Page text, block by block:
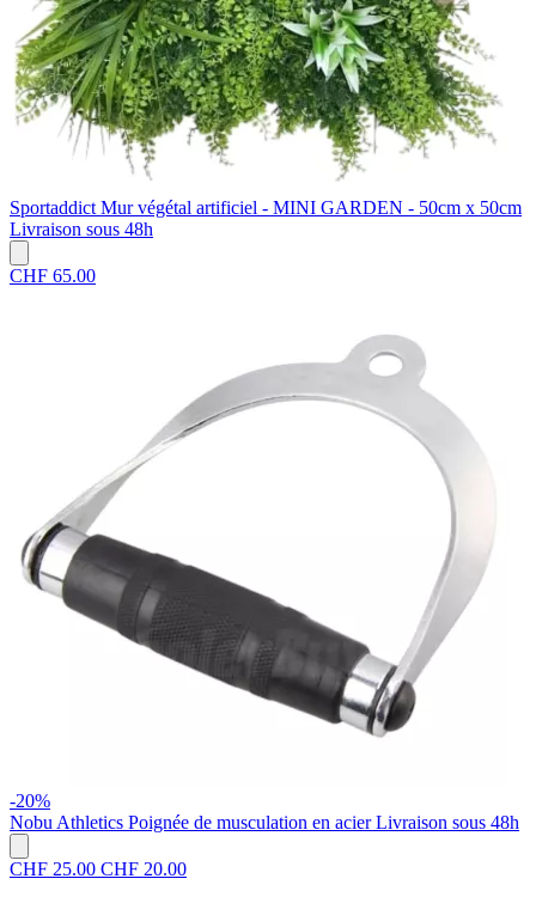
Sportaddict Mur végétal artificiel - MINI GARDEN - 50cm x 50cm
Livraison sous 48h
CHF 65.00
-20%
Nobu Athletics Poignée de musculation en acier Livraison sous 48h
CHF 25.00 CHF 20.00